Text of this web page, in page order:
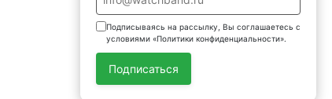
Подписываясь на рассылку, Вы соглашаетесь с
условиями «Политики конфиденциальности».
Подписаться